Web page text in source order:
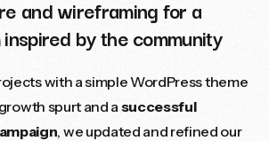
and wireframing for a
by the community
with a simple WordPress theme
spurt and a successful
, we updated and refined our